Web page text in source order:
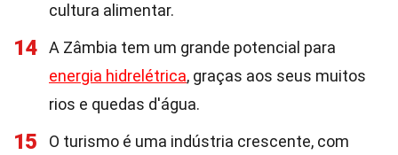
cultura alimentar.
14
A Zâmbia tem um grande potencial para
energia hidrelétrica, graças aos seus muitos
rios e quedas d'água.
15
O turismo é uma indústria crescente, com